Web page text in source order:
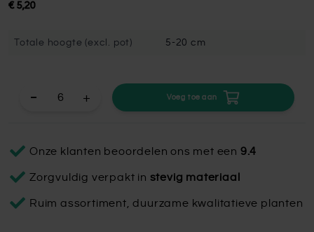
€ 5,20
Totale hoogte (excl. pot) 5-20 cm
+ Voeg toe aan
Onze klanten beoordelen ons met een 9.4
Zorgvuldig verpakt in stevig materiaal
Ruim assortiment, duurzame kwalitatieve planten